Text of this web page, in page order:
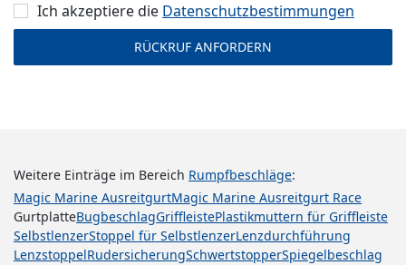
Ich akzeptiere die Datenschutz­bestimmungen
Weitere Einträge im Bereich Rumpfbeschläge:
Magic Marine AusreitgurtMagic Marine Ausreitgurt Race
GurtplatteBugbeschlagGriffleistePlastikmuttern für Griffleiste
SelbstlenzerStoppel für SelbstlenzerLenzdurchführung
LenzstoppelRudersicherungSchwertstopperSpiegelbeschlag